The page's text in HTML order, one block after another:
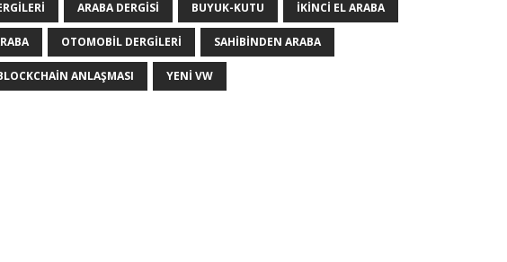
ARABA DERGISI BUYUK-KUTU IKINCI EL ARABA
OTOMOBIL DERGILERI SAHIBINDEN ARABA
ANLAŞMASI YENI VW